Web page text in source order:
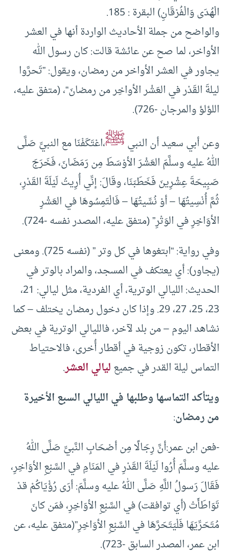
الْهُدَى وَالْفُرْقَانِ) البقرة : 185.
والواضح من جملة الأحاديث الواردة أنها في العشر
الأواخر، لما صح عن عائشة قالت: كان رسول الله
يجاور في العشر الأواخر من رمضان، ويقول: ”تَحرَّوا
ليلةَ القَدْر في العَشْر الأواخِر من رمضانَ“، (متفق عليه،
اللؤلؤ والمرجان -726).
وعن أبي سعيد أن النبيﷺ،اعْتَكَفْنَا مع النبيِّ صَلَّى
اللهُ عليه وسلَّمَ العَشْرَ الأوْسَطَ مِن رَمَضَانَ، فَخَرَجَ
صَبِيحَةَ عِشْرِينَ فَخَطَبَنَا، وقَالَ: إنِّي أُرِيتُ لَيْلَةَ القَدْرِ،
ثُمَّ أُنْسِيتُهَا – أوْ نُسِّيتُهَا – فَالْتَمِسُوهَا في العَشْرِ
الأوَاخِرِ في الوَتْرِ” (متفق عليه، المصدر نفسه -724).
وفي رواية: “ابتغوها في كل وتر ” (نفسه 725). ومعنى
(يجاور): أي يعتكف في المسجد، والمراد بالوتر في
الحديث: الليالي الوترية، أي الفردية، مثل ليالي: 21،
23، 25، 27، 29. وإذا كان دخول رمضان يختلف – كما
نشاهد اليوم – من بلد لآخر، فالليالي الوترية في بعض
الأقطار، تكون زوجية في أقطار أُخرى، فالاحتياط
التماس ليلة القدر في جميعليالي العشر.
ويتأكد التماسها وطلبها في الليالي السبع الأخيرة
من رمضان:
-فعن ابن عمر:أنَّ رِجَالًا مِن أصْحَابِ النَّبيِّ صَلَّى اللهُ
عليه وسلَّمَ أُرُوا لَيْلَةَ القَدْرِ في المَنَامِ في السَّبْعِ الأوَاخِرِ،
فَقَالَ رَسولُ اللَّهِ صَلَّى اللهُ عليه وسلَّمَ: أرَى رُؤْيَاكُمْ قدْ
تَوَاطَأَتْ (أي توافقت) في السَّبْعِ الأوَاخِرِ، فمَن كانَ
مُتَحَرِّيَهَا فَلْيَتَحَرَّهَا في السَّبْعِ الأوَاخِرِ”(متفق عليه، عن
ابن عمر، المصدر السابق -723).